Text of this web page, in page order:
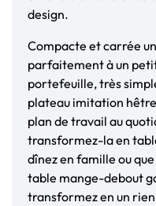
design.
Compacte et carrée
parfaitement à un
portefeuille, très
plateau imitation hêtre
plan de travail au
transformez-la en
dînez en famille ou
table mange-debout
transformez en un